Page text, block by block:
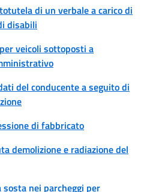
di un verbale a carico di
disabili
veicoli sottoposti a
del conducente a seguito di
di fabbricato
demolizione e radiazione del
nei parcheggi per